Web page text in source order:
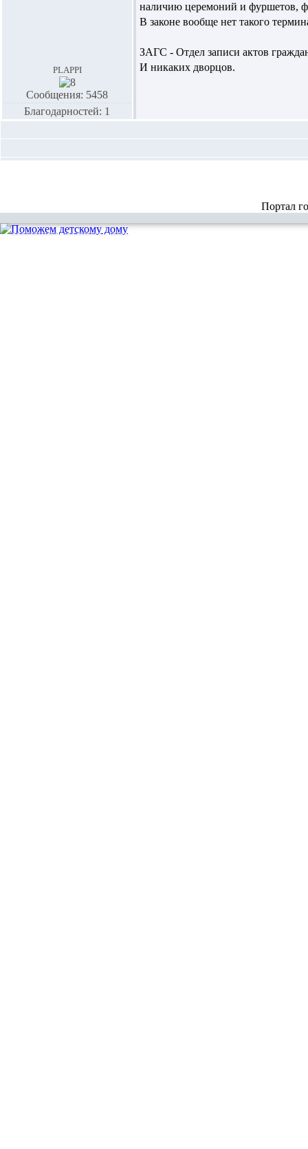
plappi
Сообщения: 5458
Благодарностей: 1
наличию церемоний и фуршетов,
В законе вообще нет такого
ЗАГС - Отдел записи актов
И никаких дворцов.
Портал